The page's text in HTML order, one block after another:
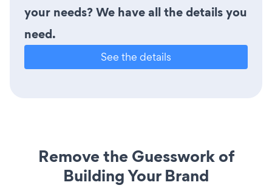
your needs? We have all the details you
need.
See the details
Remove the Guesswork of
Building Your Brand